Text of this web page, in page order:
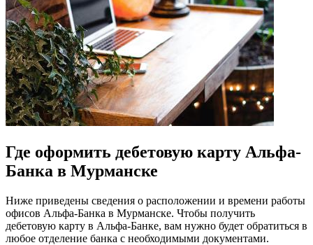
Где оформить дебетовую карту Альфа-
Банка в Мурманске
Ниже приведены сведения о расположении и времени работы
офисов Альфа-Банка в Мурманске. Чтобы получить
дебетовую карту в Альфа-Банке, вам нужно будет обратиться в
любое отделение банка с необходимыми документами.